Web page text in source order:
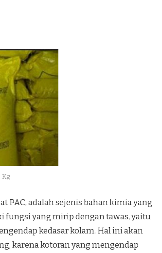
Kg
PAC, adalah sejenis bahan kimia yang
yang mirip dengan tawas, yaitu
kedasar kolam. Hal ini akan
karena kotoran yang mengendap